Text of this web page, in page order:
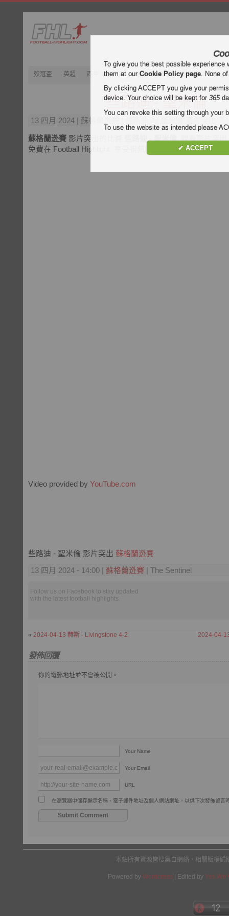
歿冠盃 英超 西甲 意甲 德甲 法甲 歿忔盃 2022
些路迪 - 聖米倫
13 四月 2024 | 蘇格蘭迯賽 | 些路迪 vs 聖米倫 影片突出
蘇格蘭迯賽 影片突出的比賽 些路迪 - 聖米倫
. 觀看影片突
免費在 Football Highlight. 享受視頻和所有目標的每場比賽
Video provided by YouTube.com
些路迪 - 聖米倫 影片突出 蘇格蘭迯賽
13 四月 2024 - 14:00 | 蘇格蘭迯賽 | The Sentinel
Follow us on Facebook to stay updated
with the latest football highlights.
« 2024-04-13 赫斯 - Livingstone 4-2 2024-04-
發佈回覆
你的電郵地址並不會被公開。
Your Name
Your Email
URL
在瀏覽器中儲存顯示名稱、電子郵件地址及個人網站網址，以供下次發佈留言
本站所有資源皆搜集自網絡，相關版權
Powered by Wordpress | Edited by Yes We
To give you the best possible
them at ourCookie Policy page. None
By clicking ACCEPT you give your
device. Your choice will be kept for365
You can revoke this setting through your
To use the website as intended please
✔ ACCEPT